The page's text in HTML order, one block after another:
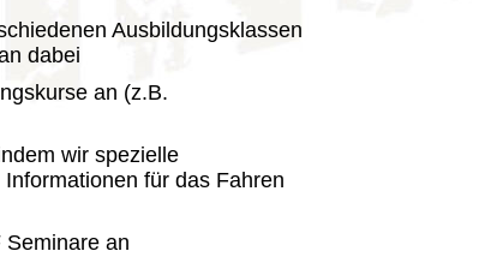
Ausbildungsklassen
dabei
an (z.B.
wir spezielle
für das Fahren
Seminare an